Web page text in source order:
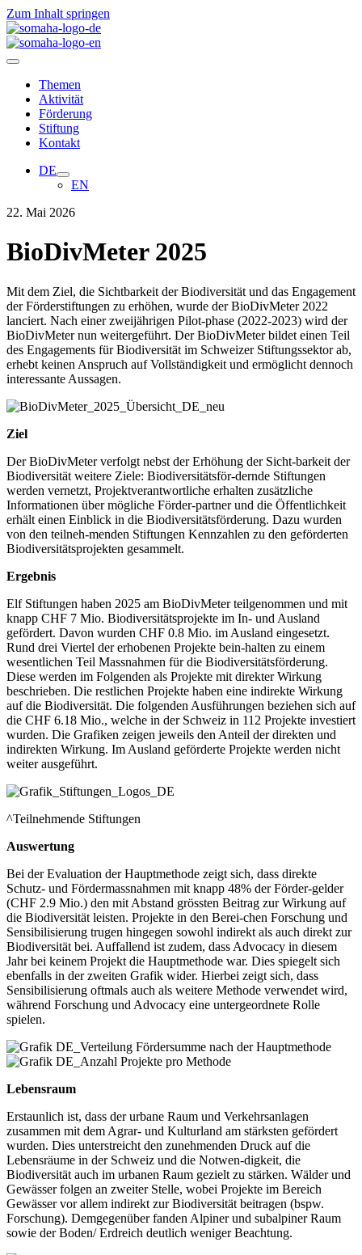
Zum Inhalt springen
Themen
Aktivität
Förderung
Stiftung
Kontakt
DE
EN
22. Mai 2026
BioDivMeter 2025
Mit dem Ziel, die Sichtbarkeit der Biodiversität und das Engagement
der Förderstiftungen zu erhöhen, wurde der BioDivMeter 2022
lanciert. Nach einer zweijährigen Pilot-phase (2022-2023) wird der
BioDivMeter nun weitergeführt. Der BioDivMeter bildet einen Teil
des Engagements für Biodiversität im Schweizer Stiftungssektor ab,
erhebt keinen Anspruch auf Vollständigkeit und ermöglicht dennoch
interessante Aussagen.
Ziel
Der BioDivMeter verfolgt nebst der Erhöhung der Sicht-barkeit der
Biodiversität weitere Ziele: Biodiversitätsför-dernde Stiftungen
werden vernetzt, Projektverantwortliche erhalten zusätzliche
Informationen über mögliche Förder-partner und die Öffentlichkeit
erhält einen Einblick in die Biodiversitätsförderung. Dazu wurden
von den teilneh-menden Stiftungen Kennzahlen zu den geförderten
Biodiversitätsprojekten gesammelt.
Ergebnis
Elf Stiftungen haben 2025 am BioDivMeter teilgenommen und mit
knapp CHF 7 Mio. Biodiversitätsprojekte im In- und Ausland
gefördert. Davon wurden CHF 0.8 Mio. im Ausland eingesetzt.
Rund drei Viertel der erhobenen Projekte bein-halten zu einem
wesentlichen Teil Massnahmen für die Biodiversitätsförderung.
Diese werden im Folgenden als Projekte mit direkter Wirkung
beschrieben. Die restlichen Projekte haben eine indirekte Wirkung
auf die Biodiversität. Die folgenden Ausführungen beziehen sich auf
die CHF 6.18 Mio., welche in der Schweiz in 112 Projekte investiert
wurden. Die Grafiken zeigen jeweils den Anteil der direkten und
indirekten Wirkung. Im Ausland geförderte Projekte werden nicht
weiter ausgeführt.
^Teilnehmende Stiftungen
Auswertung
Bei der Evaluation der Hauptmethode zeigt sich, dass direkte
Schutz- und Fördermassnahmen mit knapp 48% der Förder-gelder
(CHF 2.9 Mio.) den mit Abstand grössten Beitrag zur Wirkung auf
die Biodiversität leisten. Projekte in den Berei-chen Forschung und
Sensibilisierung trugen hingegen sowohl indirekt als auch direkt zur
Biodiversität bei. Auffallend ist zudem, dass Advocacy in diesem
Jahr bei keinem Projekt die Hauptmethode war. Dies spiegelt sich
ebenfalls in der zweiten Grafik wider. Hierbei zeigt sich, dass
Sensibilisierung oftmals auch als weitere Methode verwendet wird,
während Forschung und Advocacy eine untergeordnete Rolle
spielen.
Lebensraum
Erstaunlich ist, dass der urbane Raum und Verkehrsanlagen
zusammen mit dem Agrar- und Kulturland am stärksten gefördert
wurden. Dies unterstreicht den zunehmenden Druck auf die
Lebensräume in der Schweiz und die Notwen-digkeit, die
Biodiversität auch im urbanen Raum gezielt zu stärken. Wälder und
Gewässer folgen an zweiter Stelle, wobei Projekte im Bereich
Gewässer vor allem indirekt zur Biodiversität beitragen (bspw.
Forschung). Demgegenüber fanden Alpiner und subalpiner Raum
sowie der Boden/ Erdreich deutlich weniger Beachtung.